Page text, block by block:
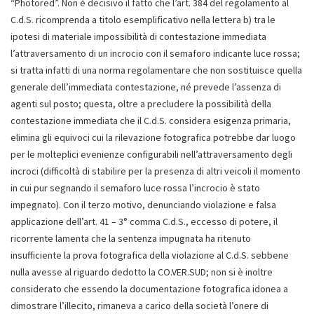
“Photored”. Non è decisivo il fatto che l’art. 384 del regolamento al
C.d.S. ricomprenda a titolo esemplificativo nella lettera b) tra le
ipotesi di materiale impossibilità di contestazione immediata
l’attraversamento di un incrocio con il semaforo indicante luce rossa;
si tratta infatti di una norma regolamentare che non sostituisce quella
generale dell’immediata contestazione, né prevede l’assenza di
agenti sul posto; questa, oltre a precludere la possibilità della
contestazione immediata che il C.d.S. considera esigenza primaria,
elimina gli equivoci cui la rilevazione fotografica potrebbe dar luogo
per le molteplici evenienze configurabili nell’attraversamento degli
incroci (difficoltà di stabilire per la presenza di altri veicoli il momento
in cui pur segnando il semaforo luce rossa l’incrocio è stato
impegnato). Con il terzo motivo, denunciando violazione e falsa
applicazione dell’art. 41 – 3° comma C.d.S., eccesso di potere, il
ricorrente lamenta che la sentenza impugnata ha ritenuto
insufficiente la prova fotografica della violazione al C.d.S. sebbene
nulla avesse al riguardo dedotto la CO.VER.SUD; non si è inoltre
considerato che essendo la documentazione fotografica idonea a
dimostrare l’illecito, rimaneva a carico della società l’onere di